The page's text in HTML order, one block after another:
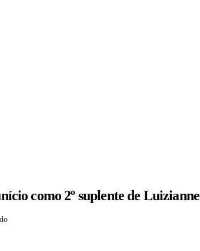
como 2º suplente de Luizianne